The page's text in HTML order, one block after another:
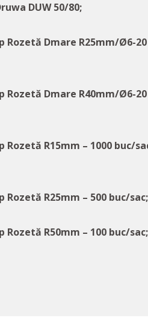
DUW 50/80;
Dmare R25mm/Ø6-20
Dmare R40mm/Ø6-20
R15mm – 1000 buc/
R25mm – 500 buc/sac;
R50mm – 100 buc/sac;